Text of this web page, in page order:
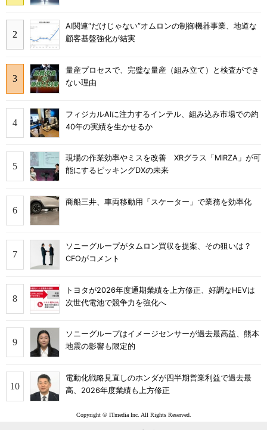
AI関連“だけじゃない”オムロンの制御機器事業、地道な
顧客基盤強化が結実
量産プロセスで、完璧な量産（組み立て）と検査ができ
ない理由
フィジカルAIに注力するインテル、組み込み市場での約
40年の実績を生かせるか
現場の作業効率やミスを改善 XRグラス「MiRZA」が可
能にするピッキングDXの未来
商船三井、車両移動用「スケーター」で業務を効率化
ソニーグループがタムロン買収を提案、その狙いは？
CFOがコメント
トヨタが2026年度通期業績を上方修正、好調なHEVは
次世代電池で競争力を強化へ
ソニーグループはイメージセンサーが過去最高益、熊本
地震の影響も限定的
電動化戦略見直しのホンダが四半期営業利益で過去最
高、2026年度業績も上方修正
Copyright © ITmedia Inc. All Rights Reserved.